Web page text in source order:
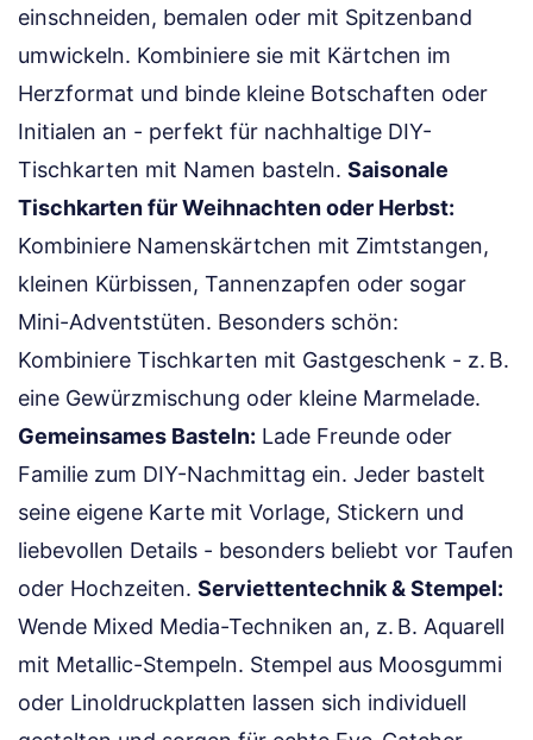
einschneiden, bemalen oder mit Spitzenband
umwickeln. Kombiniere sie mit Kärtchen im
Herzformat und binde kleine Botschaften oder
Initialen an - perfekt für nachhaltige DIY-
Tischkarten mit Namen basteln. Saisonale
Tischkarten für Weihnachten oder Herbst:
Kombiniere Namenskärtchen mit Zimtstangen,
kleinen Kürbissen, Tannenzapfen oder sogar
Mini-Adventstüten. Besonders schön:
Kombiniere Tischkarten mit Gastgeschenk - z. B.
eine Gewürzmischung oder kleine Marmelade.
Gemeinsames Basteln: Lade Freunde oder
Familie zum DIY-Nachmittag ein. Jeder bastelt
seine eigene Karte mit Vorlage, Stickern und
liebevollen Details - besonders beliebt vor Taufen
oder Hochzeiten. Serviettentechnik & Stempel:
Wende Mixed Media-Techniken an, z. B. Aquarell
mit Metallic-Stempeln. Stempel aus Moosgummi
oder Linoldruckplatten lassen sich individuell